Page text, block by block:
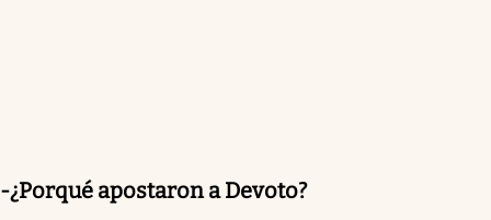
-¿Porqué apostaron a Devoto?